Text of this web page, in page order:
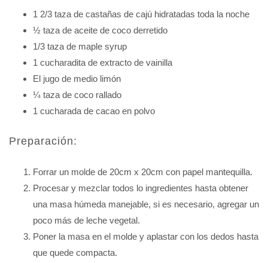
1 2/3 taza de castañas de cajú hidratadas toda la noche
½ taza de aceite de coco derretido
1/3 taza de maple syrup
1 cucharadita de extracto de vainilla
El jugo de medio limón
¼ taza de coco rallado
1 cucharada de cacao en polvo
Preparación:
Forrar un molde de 20cm x 20cm con papel mantequilla.
Procesar y mezclar todos lo ingredientes hasta obtener
una masa húmeda manejable, si es necesario, agregar un
poco más de leche vegetal.
Poner la masa en el molde y aplastar con los dedos hasta
que quede compacta.